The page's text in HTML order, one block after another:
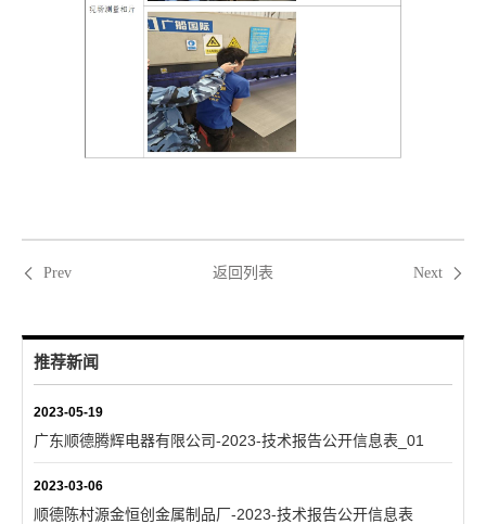
Prev 返回列表 Next
推荐新闻
2023-05-19
广东顺德腾辉电器有限公司-2023-技术报告公开信息表_01
2023-03-06
顺德陈村源金恒创金属制品厂-2023-技术报告公开信息表